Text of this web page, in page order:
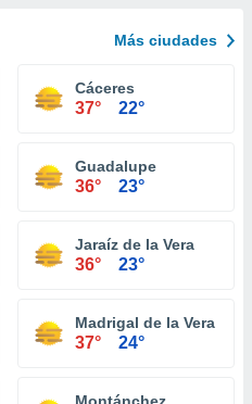
Más ciudades
Cáceres
37° 22°
Guadalupe
36° 23°
Jaraíz de la Vera
36° 23°
Madrigal de la Vera
37° 24°